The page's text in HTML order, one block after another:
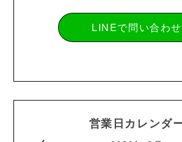
LINEで問い合わせ
営業日カレンダ